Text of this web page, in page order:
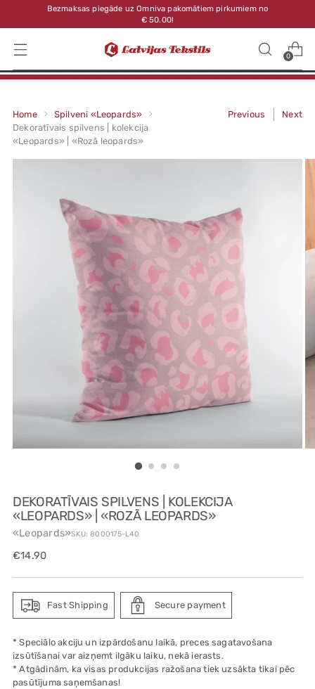
Bezmaksas piegāde uz Omniva pakomātiem pirkumiem no
€ 50.00!
0
Home
Spilveni «Leopards»
Dekoratīvais spilvens | kolekcija
«Leopards» | «Rozā leopards»
Previous Next
DEKORATĪVAIS SPILVENS | KOLEKCIJA
«LEOPARDS» | «ROZĀ LEOPARDS»
«Leopards»SKU: 8000175-L40
Regular
€14.90
Fast Shipping Secure payment
* Speciālo akciju un izpārdošanu laikā, preces sagatavošana
izsūtīšanai var aizņemt ilgāku laiku, nekā ierasts.
* Atgādinām, ka visas produkcijas ražošana tiek uzsākta tikai pēc
pasūtījuma saņemšanas!